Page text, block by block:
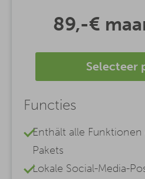
89,-€
Selecteer
Functies
Enthält alle Funktionen
Pakets
Lokale Social-Media-